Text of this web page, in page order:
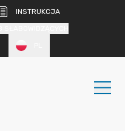
INSTRUKCJA